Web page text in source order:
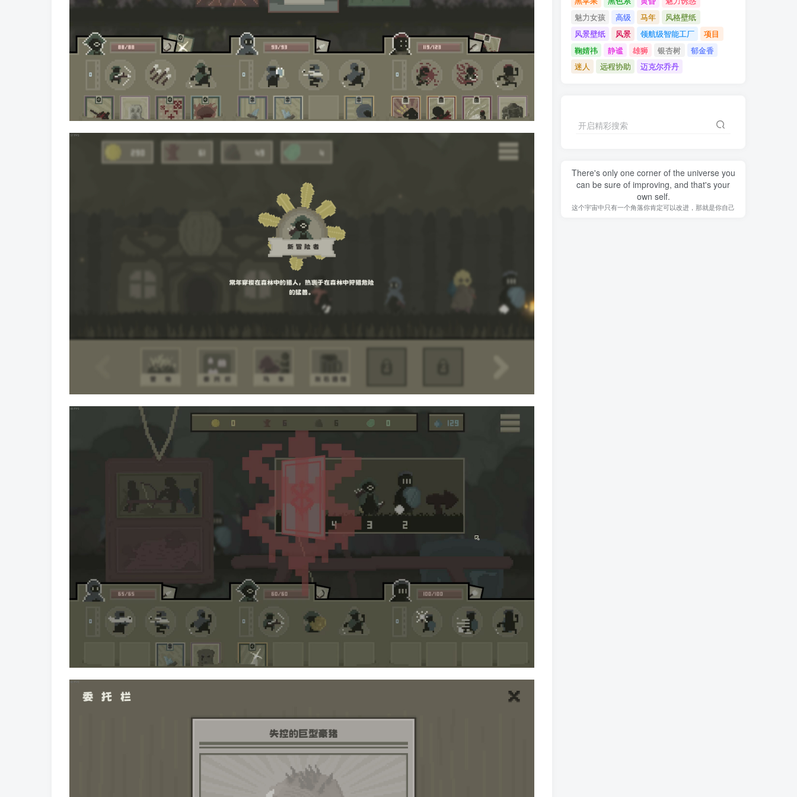
魅力女孩
高级 马年
风格壁纸
风景壁纸
风景 领航级智能工厂
项目
鞠婧祎
静谧 雄狮 银杏树
郁金香
迷人
远程协助 迈克尔乔丹
开启精彩搜索
There's only one corner of the universe you
can be sure of improving, and that's your
own self.
这个宇宙中只有一个角落你肯定可以改进，那就是你自己